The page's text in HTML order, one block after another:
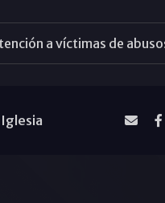
a víctimas de